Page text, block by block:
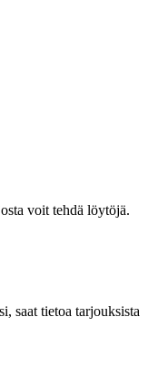
voit tehdä löytöjä.
saat tietoa tarjouksista